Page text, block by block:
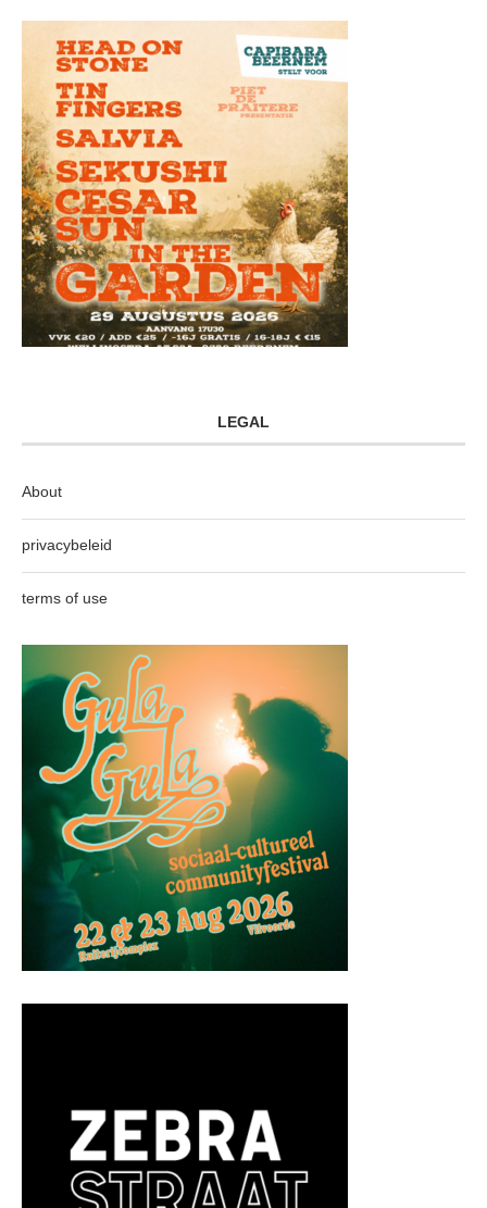
LEGAL
About
privacybeleid
terms of use